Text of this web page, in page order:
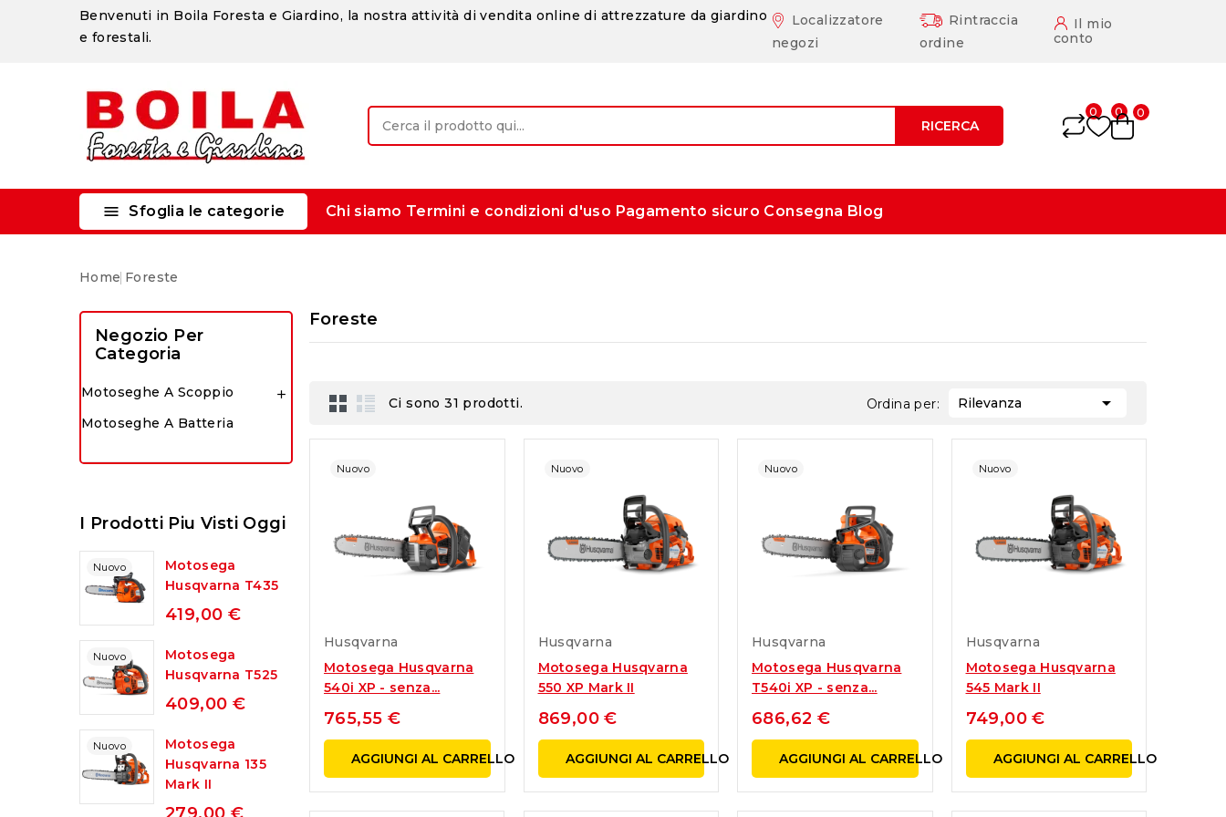
Benvenuti in Boila Foresta e Giardino, la nostra attività di vendita online di attrezzature da giardino
e forestali.
Localizzatore
negozi
Rintraccia
ordine
Il mio
conto
RICERCA
0 0 0
 Sfoglia le categorie Chi siamo Termini e condizioni d'uso Pagamento sicuro Consegna Blog
Home Foreste
Negozio Per
Categoria
Motoseghe A Scoppio 
Motoseghe A Batteria
I Prodotti Piu Visti Oggi
Nuovo
Motosega
Husqvarna T435
419,00 €
Nuovo
Motosega
Husqvarna T525
409,00 €
Nuovo
Motosega
Husqvarna 135
Mark II
Foreste
Ci sono 31 prodotti. Ordina per: Rilevanza 
Nuovo
Husqvarna
Motosega Husqvarna
540i XP - senza...
765,55 €
AGGIUNGI AL CARRELLO
Nuovo
Husqvarna
Motosega Husqvarna
550 XP Mark II
869,00 €
AGGIUNGI AL CARRELLO
Nuovo
Husqvarna
Motosega Husqvarna
T540i XP - senza...
686,62 €
AGGIUNGI AL CARRELLO
Nuovo
Husqvarna
Motosega Husqvarna
545 Mark II
749,00 €
AGGIUNGI AL CARRELLO